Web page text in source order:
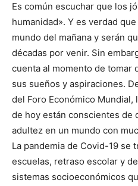
Es común escuchar que los
humanidad». Y es verdad
mundo del mañana y serán
décadas por venir. Sin
cuenta al momento de tomar
sus sueños y aspiraciones.
del Foro Económico Mundial,
de hoy están conscientes de
adultez en un mundo con
La pandemia de Covid-19 se
escuelas, retraso escolar y
sistemas socioeconómicos